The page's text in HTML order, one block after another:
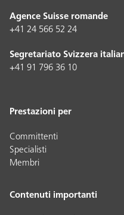
Agence Suisse romande
+41 24 566 52 24
Segretariato Svizzera
+41 91 796 36 10
Prestazioni per
Committenti
Specialisti
Membri
Contenuti importanti